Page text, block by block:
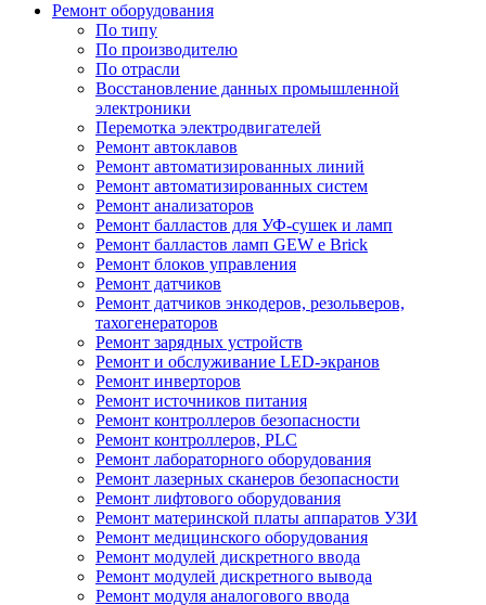
Ремонт оборудования
По типу
По производителю
По отрасли
Восстановление данных промышленной
электроники
Перемотка электродвигателей
Ремонт автоклавов
Ремонт автоматизированных линий
Ремонт автоматизированных систем
Ремонт анализаторов
Ремонт балластов для УФ-сушек и ламп
Ремонт балластов ламп GEW e Brick
Ремонт блоков управления
Ремонт датчиков
Ремонт датчиков энкодеров, резольверов,
тахогенераторов
Ремонт зарядных устройств
Ремонт и обслуживание LED-экранов
Ремонт инверторов
Ремонт источников питания
Ремонт контроллеров безопасности
Ремонт контроллеров, PLC
Ремонт лабораторного оборудования
Ремонт лазерных сканеров безопасности
Ремонт лифтового оборудования
Ремонт материнской платы аппаратов УЗИ
Ремонт медицинского оборудования
Ремонт модулей дискретного ввода
Ремонт модулей дискретного вывода
Ремонт модуля аналогового ввода